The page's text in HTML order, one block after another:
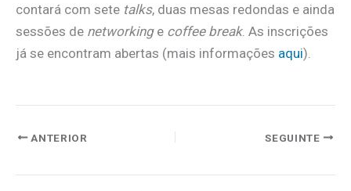
contará com sete talks, duas mesas redondas e ainda
sessões de networkinge coffee break. As inscrições
já se encontram abertas (mais informações aqui).
ANTERIOR SEGUINTE